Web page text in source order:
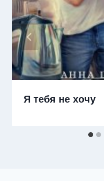
Я тебя не хочу